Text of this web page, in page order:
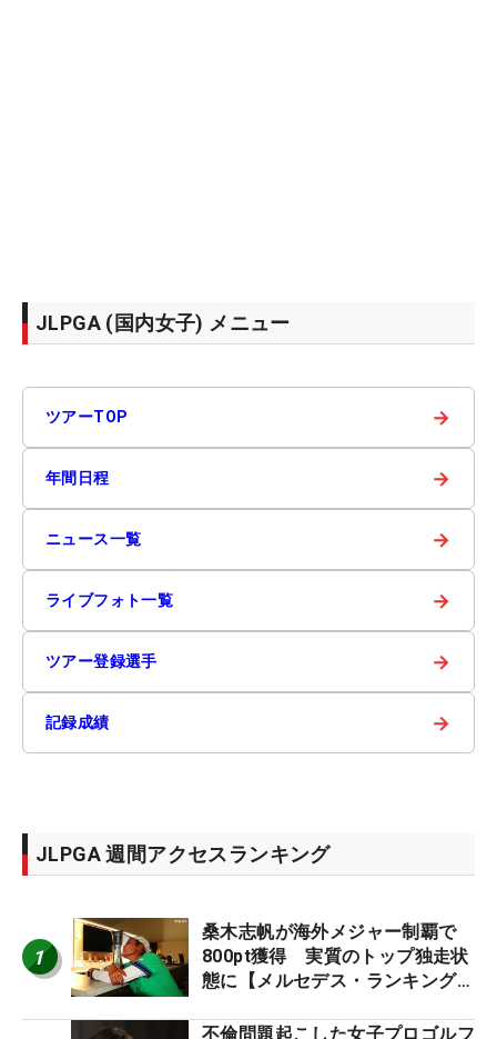
JLPGA (国内女子) メニュー
ツアーTOP →
年間日程 →
ニュース一覧 →
ライブフォト一覧 →
ツアー登録選手 →
記録成績 →
JLPGA 週間アクセスランキング
1
桑木志帆が海外メジャー制覇で
800pt獲得 実質のトップ独走状
態に【メルセデス・ランキング番
不倫問題起こした女子プロゴルフ